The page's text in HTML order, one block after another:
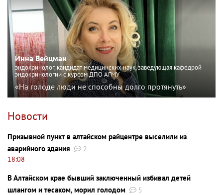
Инна Вейцман
эндокринолог, кандидат медицинских наук, заведующая кафедрой
эндокринологии с курсом ДПО АГМУ
«На голоде люди не способны долго протянуть»
Новости
Призывной пункт в алтайском райцентре выселили из
аварийного здания
2
18:08
В Алтайском крае бывший заключенный избивал детей
шлангом и тесаком, морил голодом
5